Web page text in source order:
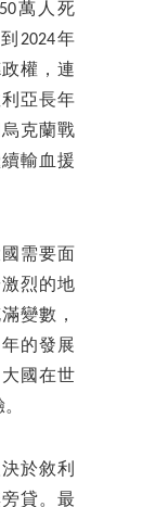
萬人死
2024年
權，連
亞長年
克蘭戰
輸血援
需要面
烈的地
變數，
的發展
國在世
於敘利
貸。最